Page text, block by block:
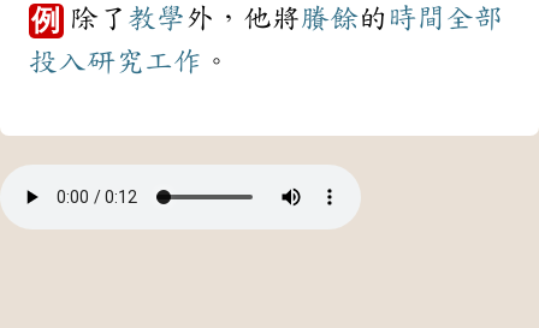
例 除了 教學 外，他將賸餘的 時間 全部
投入研究 工作 。